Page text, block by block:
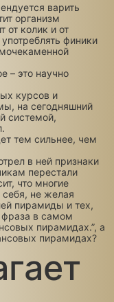
варить
организм
от колик и от
финики
– это научно
курсов и
на сегодняшний
системой,
тем сильнее, чем
в ней признаки
перестали
что многие
себя, не желая
пирамиды и тех,
фраза в самом
пирамидах.”, а
пирамидах?